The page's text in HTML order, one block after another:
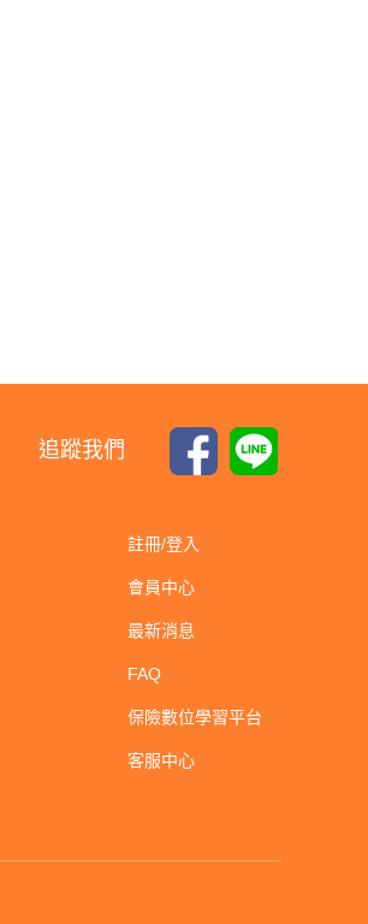
追蹤我們
註冊/登入
會員中心
最新消息
FAQ
保險數位學習平台
客服中心